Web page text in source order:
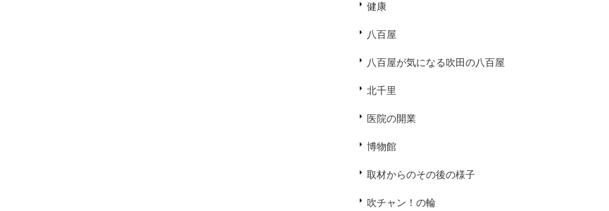
健康
八百屋
八百屋が気になる吹田の八百屋
北千里
医院の開業
博物館
取材からのその後の様子
吹チャン！の輪